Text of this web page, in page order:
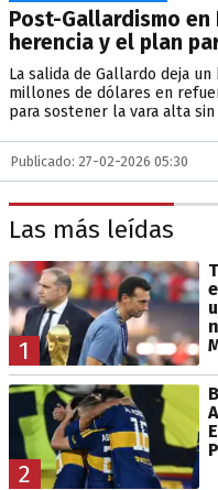
Post-Gallardismo
herencia y el plan
La salida de Gallardo deja
millones de dólares en
para sostener la vara alta
Publicado: 27-02-2026 05:30
Las más leídas
1
2